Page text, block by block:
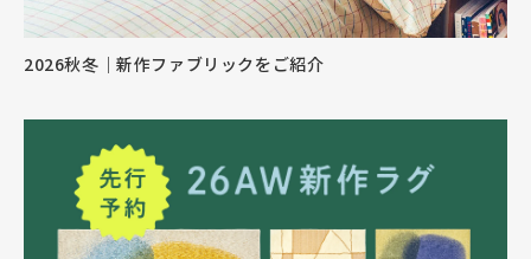
2026秋冬｜新作ファブリックをご紹介